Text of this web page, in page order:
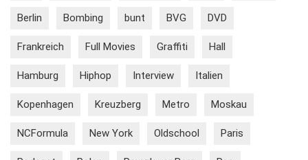
Berlin Bombing bunt BVG DVD
Frankreich Full Movies Graffiti Hall
Hamburg Hiphop Interview Italien
Kopenhagen Kreuzberg Metro Moskau
NCFormula New York Oldschool Paris